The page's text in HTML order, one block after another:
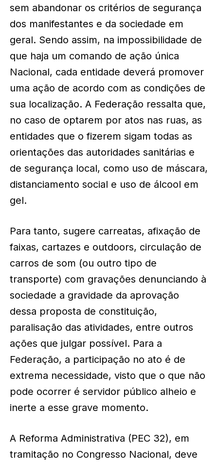
sem abandonar os critérios de segurança
dos manifestantes e da sociedade em
geral. Sendo assim, na impossibilidade de
que haja um comando de ação única
Nacional, cada entidade deverá promover
uma ação de acordo com as condições de
sua localização. A Federação ressalta que,
no caso de optarem por atos nas ruas, as
entidades que o fizerem sigam todas as
orientações das autoridades sanitárias e
de segurança local, como uso de máscara,
distanciamento social e uso de álcool em
gel.
Para tanto, sugere carreatas, afixação de
faixas, cartazes e outdoors, circulação de
carros de som (ou outro tipo de
transporte) com gravações denunciando à
sociedade a gravidade da aprovação
dessa proposta de constituição,
paralisação das atividades, entre outros
ações que julgar possível. Para a
Federação, a participação no ato é de
extrema necessidade, visto que o que não
pode ocorrer é servidor público alheio e
inerte a esse grave momento.
A Reforma Administrativa (PEC 32), em
tramitação no Congresso Nacional, deve